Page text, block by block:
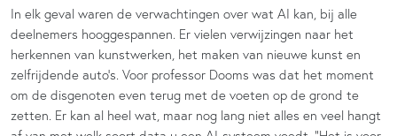
In elk geval waren de verwachtingen over wat AI kan, bij alle
deelnemers hooggespannen. Er vielen verwijzingen naar het
herkennen van kunstwerken, het maken van nieuwe kunst en
zelfrijdende auto’s. Voor professor Dooms was dat het moment
om de disgenoten even terug met de voeten op de grond te
zetten. Er kan al heel wat, maar nog lang niet alles en veel hangt